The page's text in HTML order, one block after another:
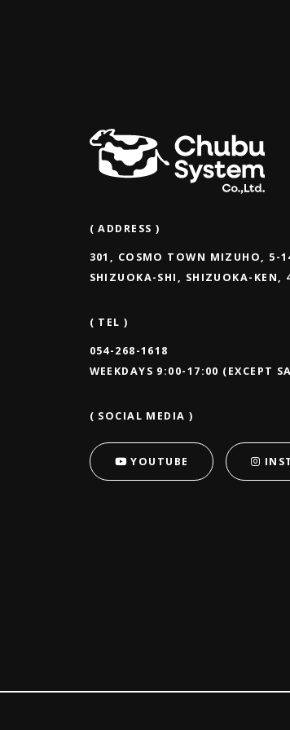
( ADDRESS )
301, COSMO TOWN MIZUHO, 5-
SHIZUOKA-SHI, SHIZUOKA-KEN,
( TEL )
054-268-1618
WEEKDAYS 9:00-17:00 (EXCEPT
( SOCIAL MEDIA )
YOUTUBE